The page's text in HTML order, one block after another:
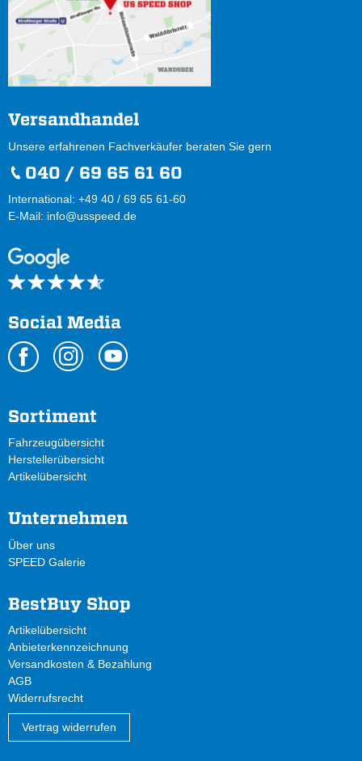
Versandhandel
Unsere erfahrenen Fachverkäufer beraten Sie gern
040 / 69 65 61 60
International: +49 40 / 69 65 61-60
E-Mail: info@usspeed.de
Social Media
Sortiment
Fahrzeugübersicht
Herstellerübersicht
Artikelübersicht
Unternehmen
Über uns
SPEED Galerie
BestBuy Shop
Artikelübersicht
Anbieterkennzeichnung
Versandkosten & Bezahlung
AGB
Widerrufsrecht
Vertrag widerrufen